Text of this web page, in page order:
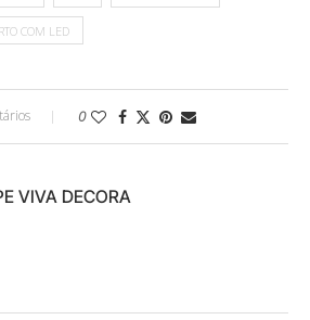
COM LED
0
VIVA DECORA